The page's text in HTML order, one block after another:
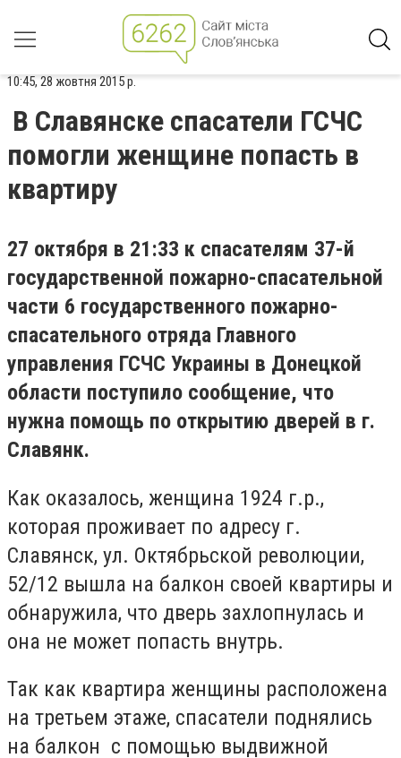
10:45, 28 жовтня 2015 р.
В Славянске спасатели ГСЧС
помогли женщине попасть в
квартиру
27 октября в 21:33 к спасателям 37-й
государственной пожарно-спасательной
части 6 государственного пожарно-
спасательного отряда Главного
управления ГСЧС Украины в Донецкой
области поступило сообщение, что
нужна помощь по открытию дверей в г.
Славянк.
Как оказалось, женщина 1924 г.р.,
которая проживает по адресу г.
Славянск, ул. Октябрьской революции,
52/12 вышла на балкон своей квартиры и
обнаружила, что дверь захлопнулась и
она не может попасть внутрь.
Так как квартира женщины расположена
на третьем этаже, спасатели поднялись
на балкон с помощью выдвижной